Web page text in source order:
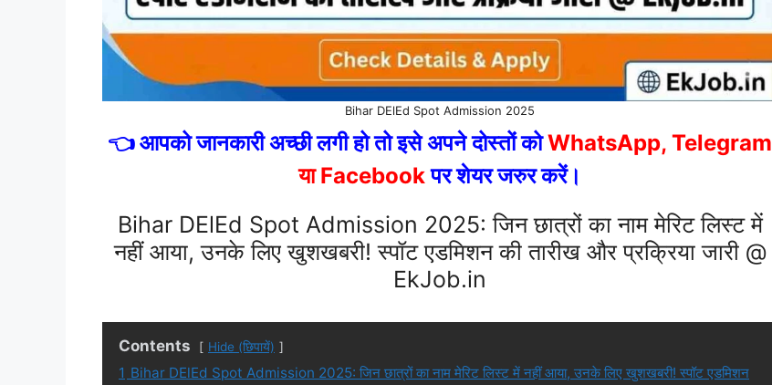
Bihar DElEd Spot Admission 2025
👈 आपको जानकारी अच्छी लगी हो तो इसे अपने दोस्तों कोWhatsApp, Telegram
या Facebookपर शेयर जरुर करें।
Bihar DElEd Spot Admission 2025: जिन छात्रों का नाम मेरिट लिस्ट में
नहीं आया, उनके लिए खुशखबरी! स्पॉट एडमिशन की तारीख और प्रक्रिया जारी @
EkJob.in
Contents Hide (छिपायें)
1 Bihar DElEd Spot Admission 2025: जिन छात्रों का नाम मेरिट लिस्ट में नहीं आया, उनके लिए खुशखबरी! स्पॉट एडमिशन